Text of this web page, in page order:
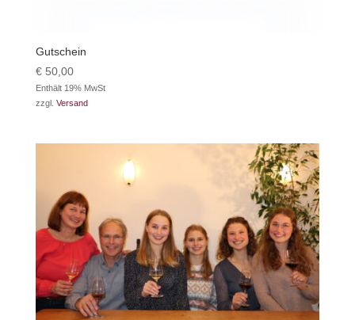
Gutschein
€50,00
Enthält 19% MwSt
zzgl. Versand